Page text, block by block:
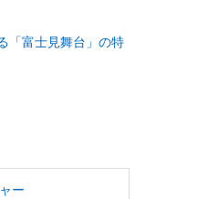
「富士見舞台」の特
ー